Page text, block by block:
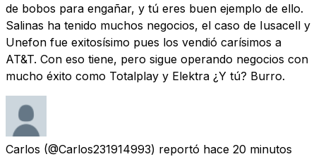
de bobos para engañar, y tú eres buen ejemplo de ello.
Salinas ha tenido muchos negocios, el caso de Iusacell y
Unefon fue exitosísimo pues los vendió carísimos a
AT&T. Con eso tiene, pero sigue operando negocios con
mucho éxito como Totalplay y Elektra ¿Y tú? Burro.
Carlos (@Carlos231914993) reportó hace 20 minutos